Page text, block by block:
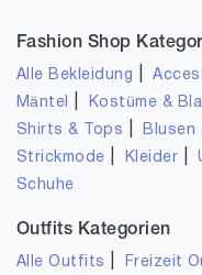
Fashion Shop
Alle Bekleidung |
Mäntel Kostüme &
Shirts & Tops Blusen
Strickmode
Kleider |
Schuhe
Outfits Kategorien
Alle Outfits Freizeit